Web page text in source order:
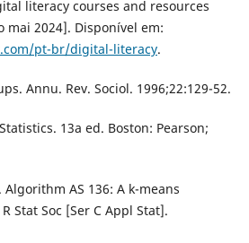
literacy courses and resources
2024]. Disponível em:
pt-br/digital-literacy.
Annu. Rev. Sociol. 1996;22:129-52.
13a ed. Boston: Pearson;
Algorithm AS 136: A k-means
Stat Soc [Ser C Appl Stat].